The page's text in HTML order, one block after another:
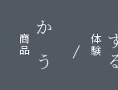
かう
商品 体験